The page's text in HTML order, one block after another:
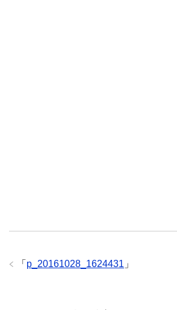
「 p_20161028_1624431 」